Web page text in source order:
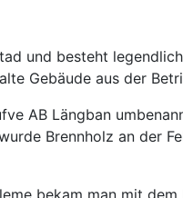
und besteht
Gebäude aus der
AB Längban
Brennholz an der
bekam man mit